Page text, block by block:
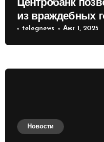
Центробанк
из враждебных
приобретать
telegnews Авг 1, 2025
Новости